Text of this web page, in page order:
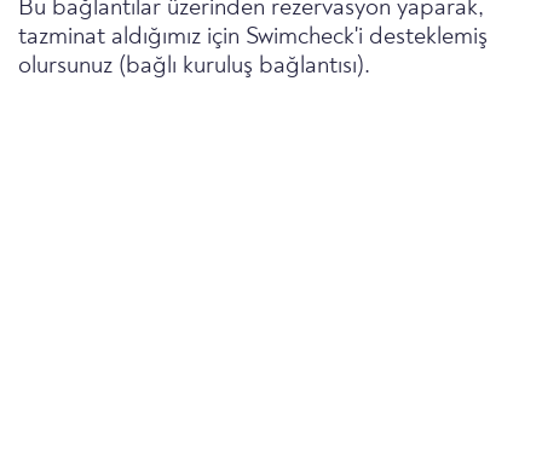
Bu bağlantılar üzerinden rezervasyon yaparak,
tazminat aldığımız için Swimcheck'i desteklemiş
olursunuz (bağlı kuruluş bağlantısı).